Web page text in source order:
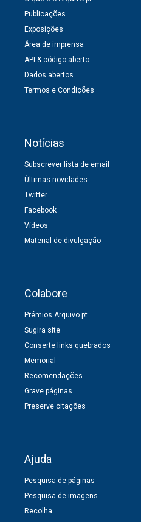
Publicações
Exposições
Área de imprensa
API & código-aberto
Dados abertos
Termos e Condições
Notícias
Subscrever lista de email
Últimas novidades
Twitter
Facebook
Vídeos
Material de divulgação
Colabore
Prémios Arquivo.pt
Sugira site
Conserte links quebrados
Memorial
Recomendações
Grave páginas
Preserve citações
Ajuda
Pesquisa de páginas
Pesquisa de imagens
Recolha